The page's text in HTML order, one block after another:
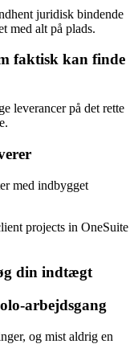
juridisk bindende
med alt på plads.
faktisk kan finde
leverancer på det rette
med indbygget
din indtægt
arbejdsgang
og mist aldrig en